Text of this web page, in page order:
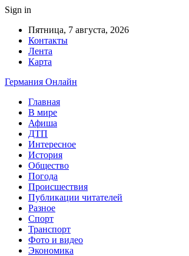
Sign in
Пятница, 7 августа, 2026
Контакты
Лента
Карта
Германия Онлайн
Главная
В мире
Афиша
ДТП
Интересное
История
Общество
Погода
Происшествия
Публикации читателей
Разное
Спорт
Транспорт
Фото и видео
Экономика